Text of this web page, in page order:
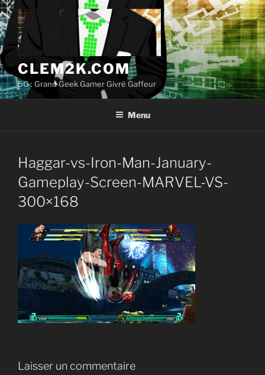
Aller
au
contenu
principal
CLEM2K.COM
5G : Grand Geek Gamer Givré Gaffeur
Menu
Haggar-vs-Iron-Man-January-
Gameplay-Screen-MARVEL-VS-
300×168
Laisser un commentaire